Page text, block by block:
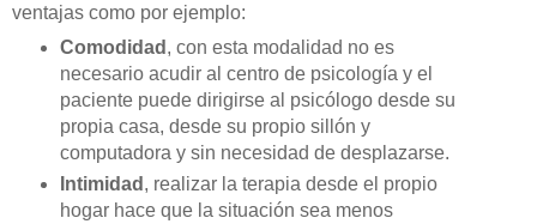
ventajas como por ejemplo:
Comodidad , con esta modalidad no es
necesario acudir al centro de psicología y el
paciente puede dirigirse al psicólogo desde su
propia casa, desde su propio sillón y
computadora y sin necesidad de desplazarse.
Intimidad , realizar la terapia desde el propio
hogar hace que la situación sea menos